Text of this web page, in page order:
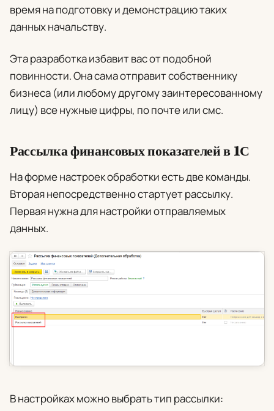
время на подготовку и демонстрацию таких
данных начальству.
Эта разработка избавит вас от подобной
повинности. Она сама отправит собственнику
бизнеса (или любому другому заинтересованному
лицу) все нужные цифры, по почте или смс.
Рассылка финансовых показателей в 1С
На форме настроек обработки есть две команды.
Вторая непосредственно стартует рассылку.
Первая нужна для настройки отправляемых
данных.
В настройках можно выбрать тип рассылки: